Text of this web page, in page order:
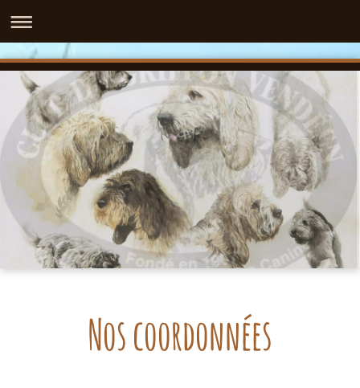
Nos coordonnées